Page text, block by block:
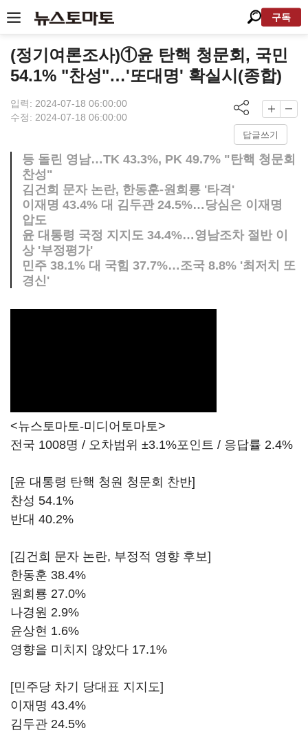
구독
(정기여론조사)①윤 탄핵 청문회, 국민
54.1% "찬성"…'또대명' 확실시(종합)
입력: 2024-07-18 06:00:00
수정: 2024-07-18 06:00:00
답글쓰기
등 돌린 영남…TK 43.3%, PK 49.7% "탄핵 청문회
찬성"
김건희 문자 논란, 한동훈-원희룡 '타격'
이재명 43.4% 대 김두관 24.5%…당심은 이재명
압도
윤 대통령 국정 지지도 34.4%…영남조차 절반 이
상 '부정평가'
민주 38.1% 대 국힘 37.7%…조국 8.8% '최저치 또
경신'
<뉴스토마토-미디어토마토>
전국 1008명 / 오차범위 ±3.1%포인트 / 응답률 2.4%
[윤 대통령 탄핵 청원 청문회 찬반]
찬성 54.1%
반대 40.2%
[김건희 문자 논란, 부정적 영향 후보]
한동훈 38.4%
원희룡 27.0%
나경원 2.9%
윤상현 1.6%
영향을 미치지 않았다 17.1%
[민주당 차기 당대표 지지도]
이재명 43.4%
김두관 24.5%